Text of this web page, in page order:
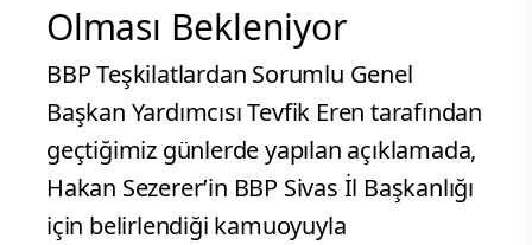
Olması Bekleniyor
BBP Teşkilatlardan Sorumlu Genel
Başkan Yardımcısı Tevfik Eren tarafından
geçtiğimiz günlerde yapılan açıklamada,
Hakan Sezerer’in BBP Sivas İl Başkanlığı
için belirlendiği kamuoyuyla